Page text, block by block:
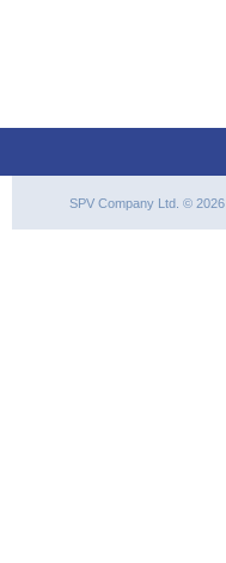
SPV Company Ltd. © 2026